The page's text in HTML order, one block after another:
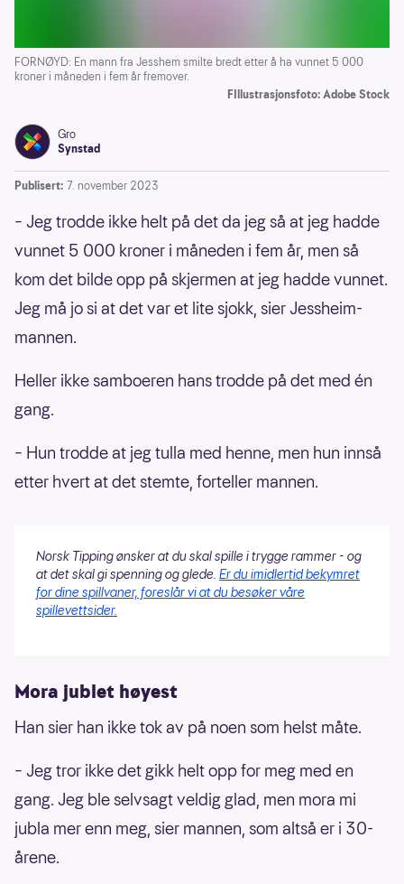
FORNØYD: En mann fra Jesshem smilte bredt etter å ha vunnet 5 000
kroner i måneden i fem år fremover.
FIllustrasjonsfoto: Adobe Stock
Gro
Synstad
Publisert: 7. november 2023
– Jeg trodde ikke helt på det da jeg så at jeg hadde
vunnet 5 000 kroner i måneden i fem år, men så
kom det bilde opp på skjermen at jeg hadde vunnet.
Jeg må jo si at det var et lite sjokk, sier Jessheim-
mannen.
Heller ikke samboeren hans trodde på det med én
gang.
– Hun trodde at jeg tulla med henne, men hun innså
etter hvert at det stemte, forteller mannen.
Norsk Tipping ønsker at du skal spille i trygge rammer - og
at det skal gi spenning og glede. Er du imidlertid bekymret
for dine spillvaner, foreslår vi at du besøker våre
spillevettsider.
Mora jublet høyest
Han sier han ikke tok av på noen som helst måte.
– Jeg tror ikke det gikk helt opp for meg med en
gang. Jeg ble selvsagt veldig glad, men mora mi
jubla mer enn meg, sier mannen, som altså er i 30-
årene.